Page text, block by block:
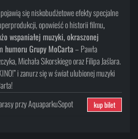
pojawią się niskobudżetowe efekty specjalne
opowieść o historii filmu,
wspaniałej muzyki, okraszonej
humoru Grupy MoCarta– Pawła
Michała Sikorskiego oraz Filipa Jaślara.
i zanurz się w świat ulubionej muzyki
przy AquaparkuSopot kup bilet